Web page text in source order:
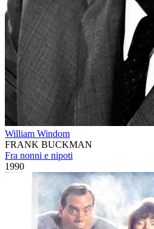
William Windom
FRANK BUCKMAN
Fra nonni e nipoti
1990